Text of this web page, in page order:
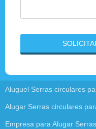
Aluguel Serras circulares
Alugar Serras circulares
Empresa para Alugar